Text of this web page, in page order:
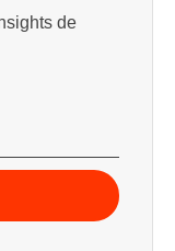
de